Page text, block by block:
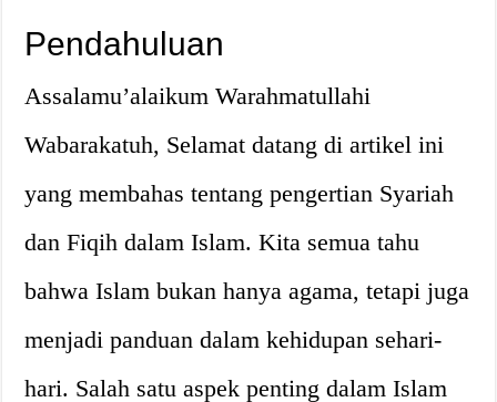
Pendahuluan
Assalamu’alaikum Warahmatullahi
Wabarakatuh, Selamat datang di artikel ini
yang membahas tentang pengertian Syariah
dan Fiqih dalam Islam. Kita semua tahu
bahwa Islam bukan hanya agama, tetapi juga
menjadi panduan dalam kehidupan sehari-
hari. Salah satu aspek penting dalam Islam